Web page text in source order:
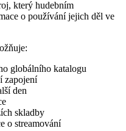
který hudebním
o používání jejich děl ve
globálního katalogu
zapojení
den
skladby
o streamování